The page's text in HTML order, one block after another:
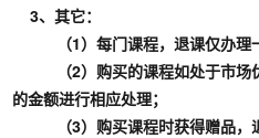
3、其它：
（1）每门课程，退课仅办理一
（2）购买的课程如处于市场优
的金额进行相应处理；
（3）购买课程时获得赠品，退